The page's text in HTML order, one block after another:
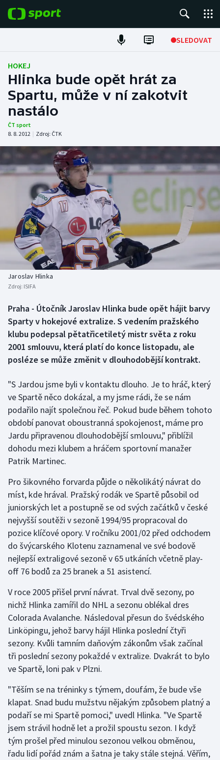
SLEDOVAT
Fotbal
Hokej
Tenis
Atletika
Cyklistika
DALŠÍ SPORTY
Americký fotbal
Baseball a softbal
Basketbal
Biatlon
Box
Curling
Florbal
Futsal
Golf
Gymnastika
Házená
Jezdectví
Judo
Krasobruslení
Lyže a snowboard
Moderní pětiboj
Motorsport
Olympijské hry
Parasport
Plavání
Plážový volejbal
NEPŘEHLÉDNĚTE
Soutěže
Historické návraty
Aplikace ČT sport
HOKEJ
Hlinka bude opět hrát za
Spartu, může v ní zakotvit
nastálo
ČT sport
8. 8. 2012 | Zdroj: ČTK
Jaroslav Hlinka
Zdroj: ISIFA
Praha - Útočník Jaroslav Hlinka bude opět hájit barvy
Sparty v hokejové extralize. S vedením pražského
klubu podepsal pětatřicetiletý mistr světa z roku
2001 smlouvu, která platí do konce listopadu, ale
posléze se může změnit v dlouhodobější kontrakt.
"S Jardou jsme byli v kontaktu dlouho. Je to hráč, který
ve Spartě něco dokázal, a my jsme rádi, že se nám
podařilo najít společnou řeč. Pokud bude během tohoto
období panovat oboustranná spokojenost, máme pro
Jardu připravenou dlouhodobější smlouvu," přiblížil
dohodu mezi klubem a hráčem sportovní manažer
Patrik Martinec.
Pro šikovného forvarda půjde o několikátý návrat do
míst, kde hrával. Pražský rodák ve Spartě působil od
juniorských let a postupně se od svých začátků v české
nejvyšší soutěži v sezoně 1994/95 propracoval do
pozice klíčové opory. V ročníku 2001/02 před odchodem
do švýcarského Klotenu zaznamenal ve své bodově
nejlepší extraligové sezoně v 65 utkáních včetně play-
off 76 bodů za 25 branek a 51 asistencí.
V roce 2005 přišel první návrat. Trval dvě sezony, po
nichž Hlinka zamířil do NHL a sezonu oblékal dres
Colorada Avalanche. Následoval přesun do švédského
Linköpingu, jehož barvy hájil Hlinka poslední čtyři
sezony. Kvůli tamním daňovým zákonům však začínal
tři poslední sezony pokaždé v extralize. Dvakrát to bylo
ve Spartě, loni pak v Plzni.
"Těším se na tréninky s týmem, doufám, že bude vše
klapat. Snad budu mužstvu nějakým způsobem platný a
podaří se mi Spartě pomoci," uvedl Hlinka. "Ve Spartě
jsem strávil hodně let a prožil spoustu sezon. I když
tým prošel před minulou sezonou velkou obměnou,
řadu lidí pořád znám a šatna je taky stále stejná. Věřím,